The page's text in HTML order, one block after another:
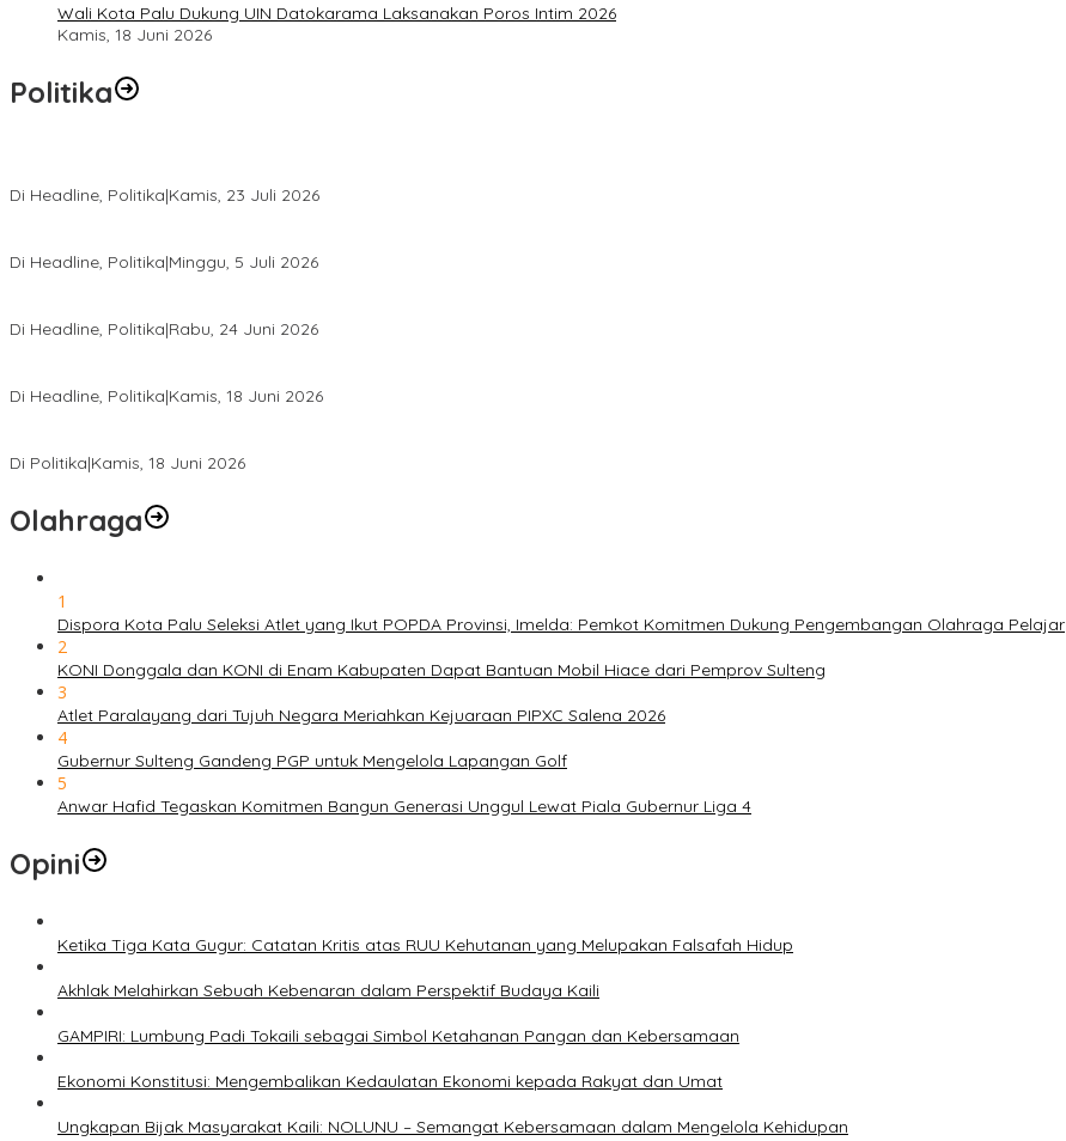
Wali Kota Palu Dukung UIN Datokarama Laksanakan Poros Intim 2026
Kamis, 18 Juni 2026
Politika
Di Headline, Politika|Kamis, 23 Juli 2026
Di Headline, Politika|Minggu, 5 Juli 2026
Di Headline, Politika|Rabu, 24 Juni 2026
Di Headline, Politika|Kamis, 18 Juni 2026
Di Politika|Kamis, 18 Juni 2026
Olahraga
1
Dispora Kota Palu Seleksi Atlet yang Ikut POPDA Provinsi, Imelda: Pemkot Komitmen Dukung Pengembangan Olahraga Pelajar
2
KONI Donggala dan KONI di Enam Kabupaten Dapat Bantuan Mobil Hiace dari Pemprov Sulteng
3
Atlet Paralayang dari Tujuh Negara Meriahkan Kejuaraan PIPXC Salena 2026
4
Gubernur Sulteng Gandeng PGP untuk Mengelola Lapangan Golf
5
Anwar Hafid Tegaskan Komitmen Bangun Generasi Unggul Lewat Piala Gubernur Liga 4
Opini
Ketika Tiga Kata Gugur: Catatan Kritis atas RUU Kehutanan yang Melupakan Falsafah Hidup
Akhlak Melahirkan Sebuah Kebenaran dalam Perspektif Budaya Kaili
GAMPIRI: Lumbung Padi Tokaili sebagai Simbol Ketahanan Pangan dan Kebersamaan
Ekonomi Konstitusi: Mengembalikan Kedaulatan Ekonomi kepada Rakyat dan Umat
Ungkapan Bijak Masyarakat Kaili: NOLUNU – Semangat Kebersamaan dalam Mengelola Kehidupan